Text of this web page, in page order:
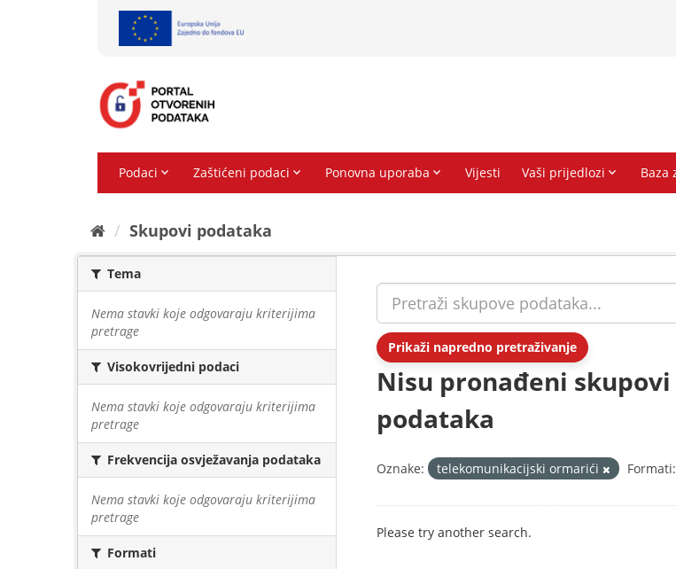
Skupovi podаtаkа
Tema
Nema stavki koje odgovaraju kriterijima
pretrage
Visokovrijedni podaci
Nema stavki koje odgovaraju kriterijima
pretrage
Frekvencija osvježavanja podataka
Nema stavki koje odgovaraju kriterijima
pretrage
Formati
Prikaži napredno pretraživanje
Nisu pronađeni skupovi
podataka
Oznake: telekomunikacijski ormarići Formati:
Please try another search.